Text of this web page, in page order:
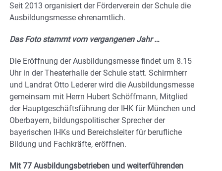
Seit 2013 organisiert der Förderverein der Schule die
Ausbildungsmesse ehrenamtlich.
Das Foto stammt vom vergangenen Jahr …
Die Eröffnung der Ausbildungsmesse findet um 8.15
Uhr in der Theaterhalle der Schule statt. Schirmherr
und Landrat Otto Lederer wird die Ausbildungsmesse
gemeinsam mit Herrn Hubert Schöffmann, Mitglied
der Hauptgeschäftsführung der IHK für München und
Oberbayern, bildungspolitischer Sprecher der
bayerischen IHKs und Bereichsleiter für berufliche
Bildung und Fachkräfte, eröffnen.
Mit 77 Ausbildungsbetrieben und weiterführenden